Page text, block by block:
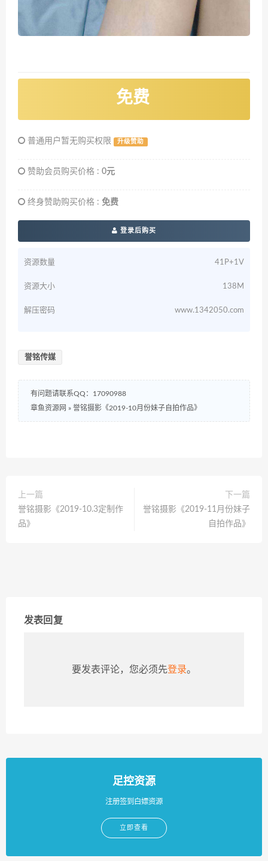
免费
普通用户暂无购买权限 升级赞助
赞助会员购买价格 : 0元
终身赞助购买价格 : 免费
登录后购买
资源数量 41P+1V
资源大小 138M
解压密码 www.1342050.com
誉铭传媒
有问题请联系QQ：17090988
章鱼资源网 » 誉铭摄影《2019-10月份妹子自拍作品》
上一篇
誉铭摄影《2019-10.3定制作
品》
下一篇
誉铭摄影《2019-11月份妹子
自拍作品》
发表回复
要发表评论，您必须先登录。
足控资源
注册签到白嫖资源
立即查看